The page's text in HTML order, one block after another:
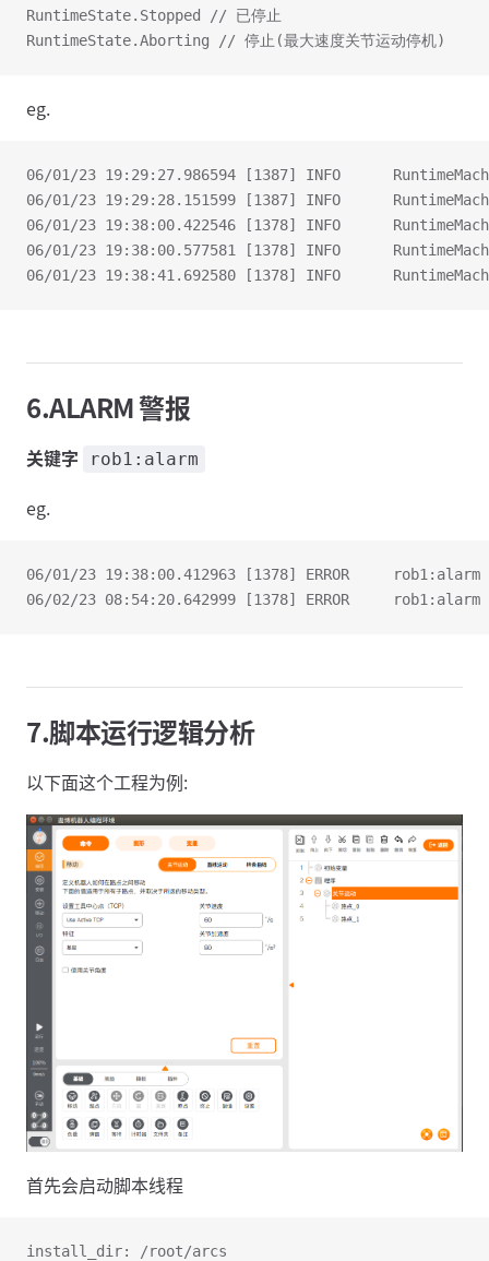
RuntimeState.Stopped // 已停止
RuntimeState.Aborting // 停止(最大速度关节运动停机)
eg.
06/01/23 19:29:27.986594 [1387] INFO
06/01/23 19:29:28.151599 [1387] INFO
06/01/23 19:38:00.422546 [1378] INFO
06/01/23 19:38:00.577581 [1378] INFO
06/01/23 19:38:41.692580 [1378] INFO
6.ALARM 警报
关键字 rob1:alarm
eg.
06/01/23 19:38:00.412963 [1378] ERROR
06/02/23 08:54:20.642999 [1378] ERROR
7.脚本运行逻辑分析
以下面这个工程为例:
首先会启动脚本线程
install_dir: /root/arcs